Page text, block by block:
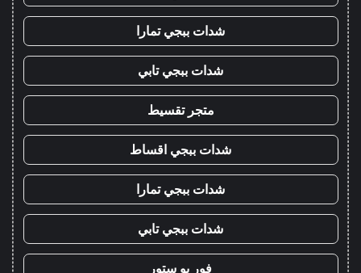
شدات ببجي تمارا
شدات ببجي تابي
متجر تقسيط
شدات ببجي اقساط
شدات ببجي تمارا
شدات ببجي تابي
فور يو ستور